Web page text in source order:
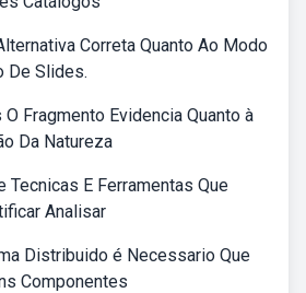
Correta Quanto Ao Modo
De Slides.
Fragmento Evidencia Quanto à
Da Natureza
Tecnicas E Ferramentas Que
Analisar
Distribuido é Necessario Que
Componentes